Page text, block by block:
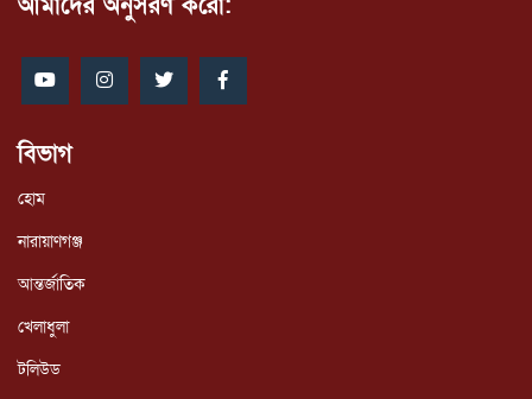
বিভাগ
হোম
নারায়াণগঞ্জ
আন্তর্জাতিক
খেলাধুলা
টলিউড